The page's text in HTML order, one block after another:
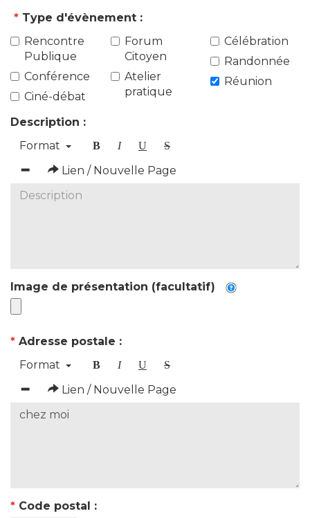
* Type d'évènement :
Rencontre
Publique
Conférence
Ciné-débat
Forum
Citoyen
Atelier
pratique
Célébration
Randonnée
Réunion
Description :
Format
B I U S
Lien / Nouvelle Page
Image de présentation (facultatif)
* Adresse postale :
Format
B I U S
Lien / Nouvelle Page
* Code postal :